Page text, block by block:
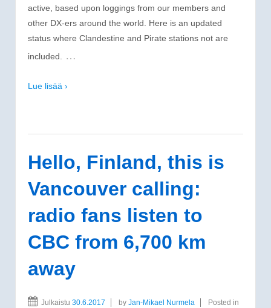
active, based upon loggings from our members and
other DX-ers around the world. Here is an updated
status where Clandestine and Pirate stations not are
included.
…
Lue lisää ›
Hello, Finland, this is
Vancouver calling:
radio fans listen to
CBC from 6,700 km
away
Julkaistu 30.6.2017 by Jan-Mikael Nurmela
Posted in